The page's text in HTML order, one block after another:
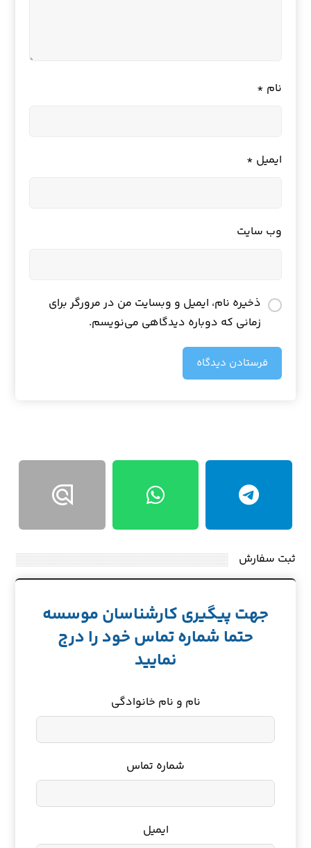
نام *
ایمیل *
وب‌ سایت
ذخیره نام، ایمیل و وبسایت من در مرورگر برای
زمانی که دوباره دیدگاهی می‌نویسم.
فرستادن دیدگاه
ثبت سفارش
جهت پیگیری کارشناسان موسسه
حتما شماره تماس خود را درج
نمایید
نام و نام خانوادگی
شماره تماس
ایمیل